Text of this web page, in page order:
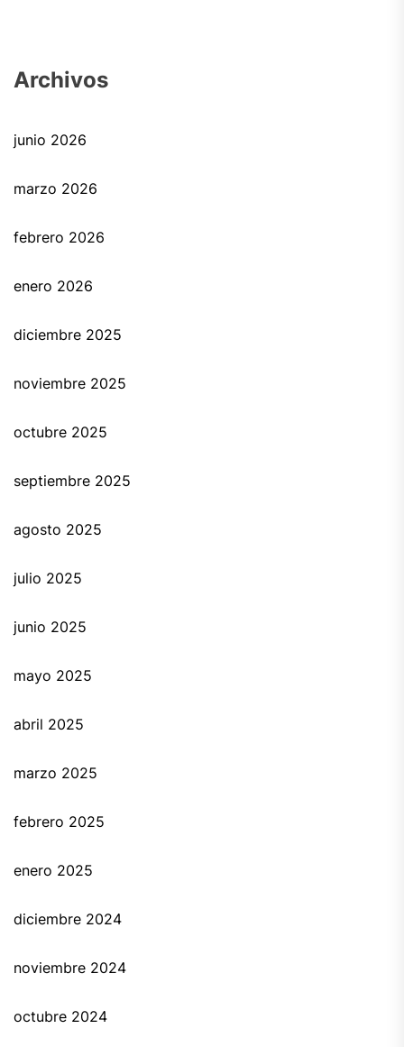
Archivos
junio 2026
marzo 2026
febrero 2026
enero 2026
diciembre 2025
noviembre 2025
octubre 2025
septiembre 2025
agosto 2025
julio 2025
junio 2025
mayo 2025
abril 2025
marzo 2025
febrero 2025
enero 2025
diciembre 2024
noviembre 2024
octubre 2024